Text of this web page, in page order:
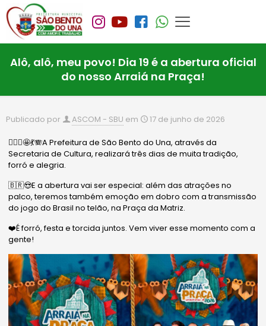
Alô, alô, meu povo! Dia 19 é a abertura oficial
do nosso Arraiá na Praça!
Publicado por ASCOM - SBU em 17 de junho de 2026
🙋🏻‍♂️🤩💃🪗A Prefeitura de São Bento do Una, através da
Secretaria de Cultura, realizará três dias de muita tradição,
forró e alegria.
🇧🇷😍E a abertura vai ser especial: além das atrações no
palco, teremos também emoção em dobro com a transmissão
do jogo do Brasil no telão, na Praça da Matriz.
❤️É forró, festa e torcida juntos. Vem viver esse momento com a
gente!